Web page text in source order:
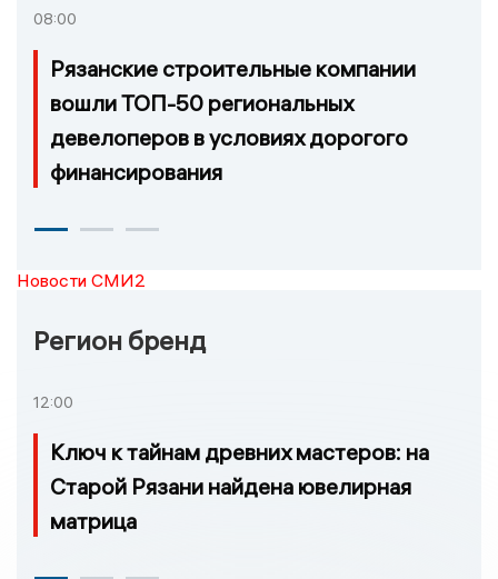
08:00
Рязанские строительные компании
вошли ТОП-50 региональных
девелоперов в условиях дорогого
финансирования
Новости СМИ2
Регион бренд
12:00
Ключ к тайнам древних мастеров: на
Старой Рязани найдена ювелирная
матрица